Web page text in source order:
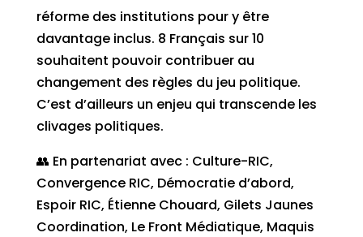
réforme des institutions pour y être
davantage inclus. 8 Français sur 10
souhaitent pouvoir contribuer au
changement des règles du jeu politique.
C’est d’ailleurs un enjeu qui transcende les
clivages politiques.
👥 En partenariat avec : Culture-RIC,
Convergence RIC, Démocratie d’abord,
Espoir RIC, Étienne Chouard, Gilets Jaunes
Coordination, Le Front Médiatique, Maquis